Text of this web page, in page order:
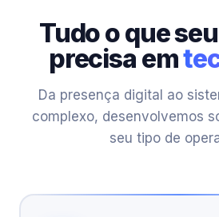
Tudo o que
precisa em
Da presença digital ao
complexo, desenvolvemos
seu tipo de